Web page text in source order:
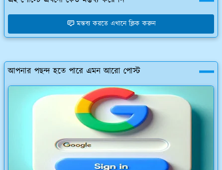
মন্তব্য করতে এখানে ক্লিক করুন
আপনার পছন্দ হতে পারে এমন আরো পোস্ট